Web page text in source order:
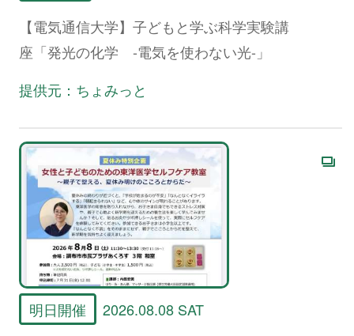
【電気通信大学】子どもと学ぶ科学実験講
座「発光の化学 -電気を使わない光-」
提供元：ちょみっと
明日開催
2026.08.08 SAT